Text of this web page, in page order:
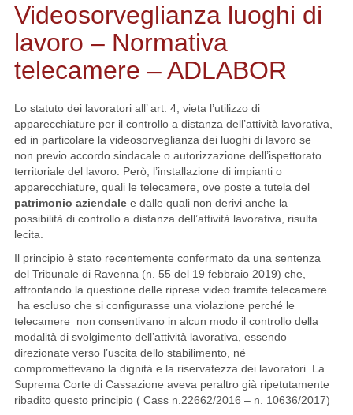
Videosorveglianza luoghi di
lavoro – Normativa
telecamere – ADLABOR
Lo statuto dei lavoratori all’ art. 4, vieta l’utilizzo di
apparecchiature per il controllo a distanza dell’attività lavorativa,
ed in particolare la videosorveglianza dei luoghi di lavoro se
non previo accordo sindacale o autorizzazione dell’ispettorato
territoriale del lavoro. Però, l’installazione di impianti o
apparecchiature, quali le telecamere, ove poste a tutela del
patrimonio aziendalee dalle quali non derivi anche la
possibilità di controllo a distanza dell’attività lavorativa, risulta
lecita.
Il principio è stato recentemente confermato da una sentenza
del Tribunale di Ravenna (n. 55 del 19 febbraio 2019) che,
affrontando la questione delle riprese video tramite telecamere
ha escluso che si configurasse una violazione perché le
telecamere non consentivano in alcun modo il controllo della
modalità di svolgimento dell’attività lavorativa, essendo
direzionate verso l’uscita dello stabilimento, né
compromettevano la dignità e la riservatezza dei lavoratori. La
Suprema Corte di Cassazione aveva peraltro già ripetutamente
ribadito questo principio ( Cass n.22662/2016 – n. 10636/2017)